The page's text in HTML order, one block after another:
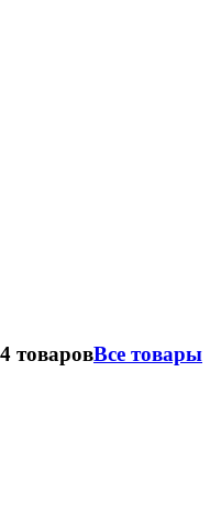
товаровВсе товары